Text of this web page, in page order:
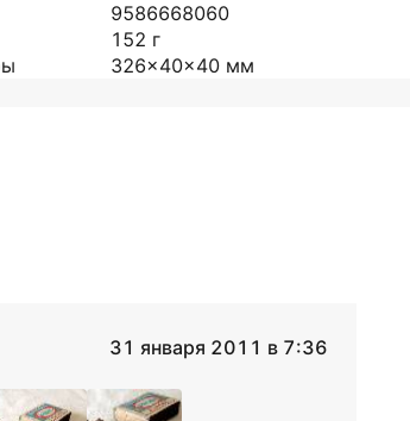
9586668060
152 г
326x40x40 мм
31 января 2011 в 7:36